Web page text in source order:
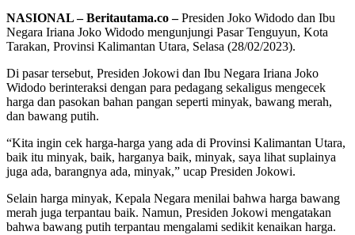
NASIONAL – Beritautama.co –Presiden Joko Widodo dan Ibu
Negara Iriana Joko Widodo mengunjungi Pasar Tenguyun, Kota
Tarakan, Provinsi Kalimantan Utara, Selasa (28/02/2023).
Di pasar tersebut, Presiden Jokowi dan Ibu Negara Iriana Joko
Widodo berinteraksi dengan para pedagang sekaligus mengecek
harga dan pasokan bahan pangan seperti minyak, bawang merah,
dan bawang putih.
“Kita ingin cek harga-harga yang ada di Provinsi Kalimantan Utara,
baik itu minyak, baik, harganya baik, minyak, saya lihat suplainya
juga ada, barangnya ada, minyak,” ucap Presiden Jokowi.
Selain harga minyak, Kepala Negara menilai bahwa harga bawang
merah juga terpantau baik. Namun, Presiden Jokowi mengatakan
bahwa bawang putih terpantau mengalami sedikit kenaikan harga.